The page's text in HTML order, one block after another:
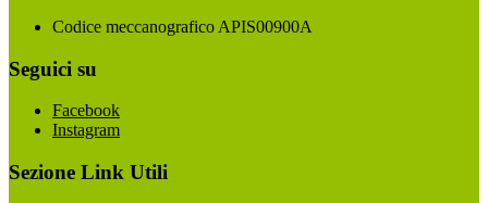
Codice meccanografico APIS00900A
Seguici su
Facebook
Instagram
Sezione Link Utili